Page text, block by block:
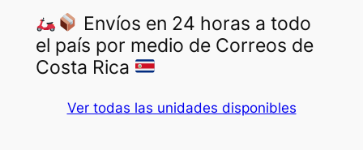
Envíos en 24 horas a todo
el país por medio de Correos de
Costa Rica
Ver todas las unidades disponibles